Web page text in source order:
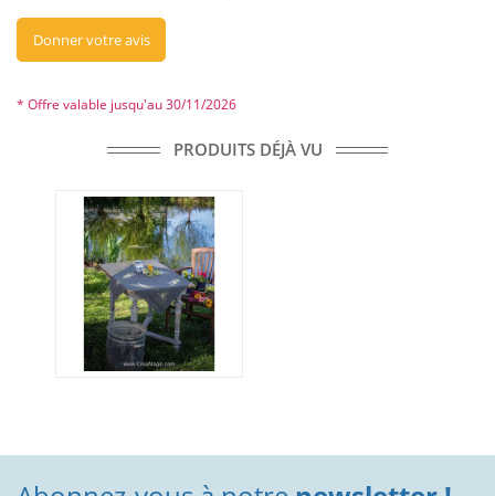
Donner votre avis
* Offre valable jusqu'au 30/11/2026
PRODUITS DÉJÀ VU